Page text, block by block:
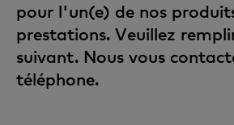
pour l'un(e) de nos
prestations. Veuillez
suivant. Nous vous
téléphone.